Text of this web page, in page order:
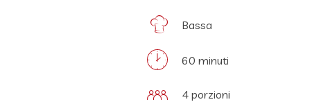
Bassa
60 minuti
4 porzioni